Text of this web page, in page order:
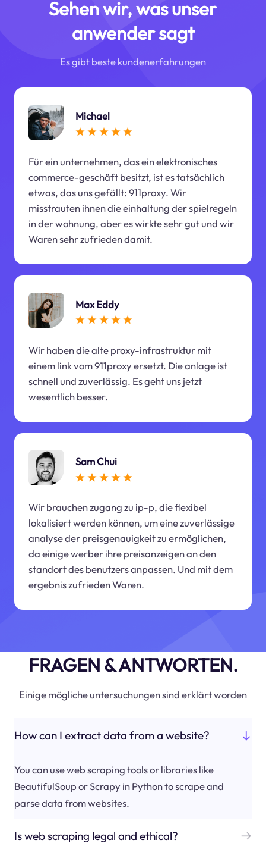
Sehen wir, was unser
anwender sagt
Es gibt beste kundenerfahrungen
Michael
Für ein unternehmen, das ein elektronisches
commerce-geschäft besitzt, ist es tatsächlich
etwas, das uns gefällt: 911proxy. Wir
misstrauten ihnen die einhaltung der spielregeln
in der wohnung, aber es wirkte sehr gut und wir
Waren sehr zufrieden damit.
Max Eddy
Wir haben die alte proxy-infrastruktur mit
einem link vom 911proxy ersetzt. Die anlage ist
schnell und zuverlässig. Es geht uns jetzt
wesentlich besser.
Sam Chui
Wir brauchen zugang zu ip-p, die flexibel
lokalisiert werden können, um eine zuverlässige
analyse der preisgenauigkeit zu ermöglichen,
da einige werber ihre preisanzeigen an den
standort des benutzers anpassen. Und mit dem
ergebnis zufrieden Waren.
FRAGEN & ANTWORTEN.
Einige mögliche untersuchungen sind erklärt worden
How can I extract data from a website?
You can use web scraping tools or libraries like
BeautifulSoup or Scrapy in Python to scrape and
parse data from websites.
Is web scraping legal and ethical?